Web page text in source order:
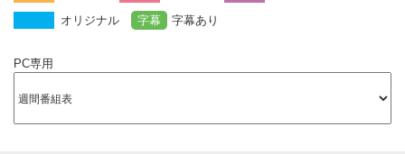
オリジナル
字幕 字幕あり
PC専用